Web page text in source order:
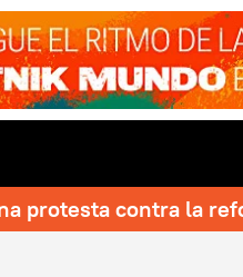
protesta contra la